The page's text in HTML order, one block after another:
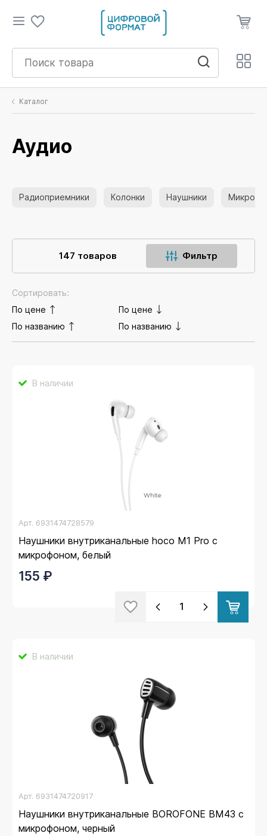
Каталог
Аудио
Радиоприемники Колонки Наушники
147 товаров Фильтр
Сортировать:
По цене
По цене
По названию
По названию
В наличии
Арт. 6931474728579
Наушники внутриканальные hoco M1 Pro с
микрофоном, белый
155 ₽
В наличии
Арт. 6931474720917
Наушники внутриканальные BOROFONE BM43 с
микрофоном, черный